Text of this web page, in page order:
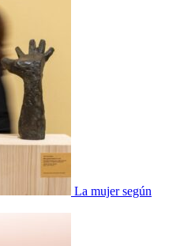
La mujer según